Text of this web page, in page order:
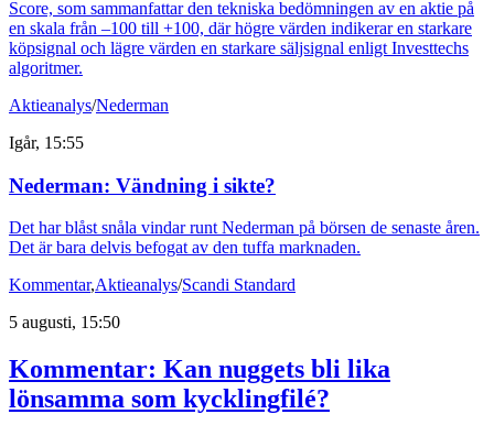
Score, som sammanfattar den tekniska bedömningen av en aktie på
en skala från –100 till +100, där högre värden indikerar en starkare
köpsignal och lägre värden en starkare säljsignal enligt Investtechs
algoritmer.
Aktieanalys/Nederman
Igår, 15:55
Nederman: Vändning i sikte?
Det har blåst snåla vindar runt Nederman på börsen de senaste åren.
Det är bara delvis befogat av den tuffa marknaden.
Kommentar,Aktieanalys/Scandi Standard
5 augusti, 15:50
Kommentar: Kan nuggets bli lika
lönsamma som kycklingfilé?